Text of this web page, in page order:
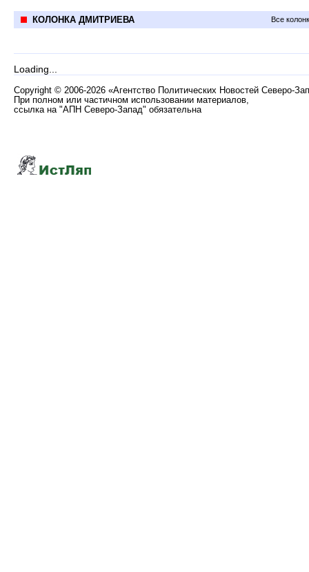
КОЛОНКА ДМИТРИЕВА Все
Loading...
Copyright © 2006-2026 «Агентство Политических Новостей Северо-
При полном или частичном использовании материалов,
ссылка на "АПН Северо-Запад" обязательна